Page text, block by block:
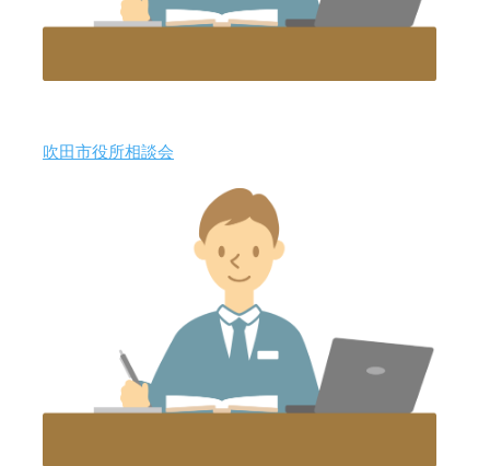
吹田市役所相談会